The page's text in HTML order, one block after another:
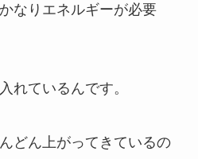
なりエネルギーが必要
れているんです。
どん上がってきているの